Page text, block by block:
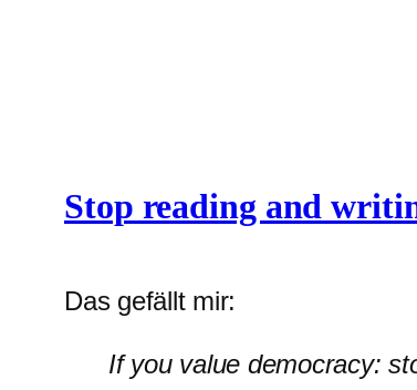
Stop reading and
Das gefällt mir:
If you value democracy: